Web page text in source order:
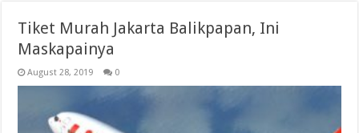
Tiket Murah Jakarta Balikpapan, Ini
Maskapainya
August 28, 2019 0